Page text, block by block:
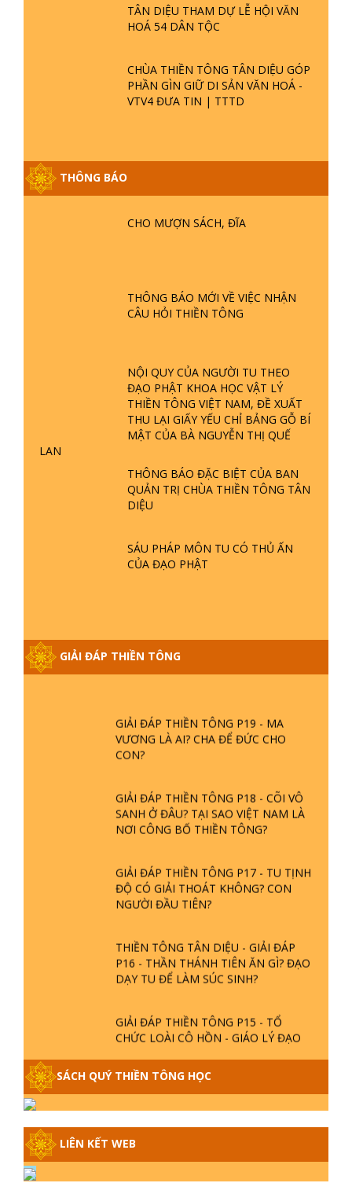
TÂN DIỆU THAM DỰ LỄ HỘI VĂN
HOÁ 54 DÂN TỘC
CHÙA THIỀN TÔNG TÂN DIỆU GÓP
PHẦN GÌN GIỮ DI SẢN VĂN HOÁ -
VTV4 ĐƯA TIN | TTTD
THÔNG BÁO
CHO MƯỢN SÁCH, ĐĨA
THÔNG BÁO MỚI VỀ VIỆC NHẬN
CÂU HỎI THIỀN TÔNG
NỘI QUY CỦA NGƯỜI TU THEO
ĐẠO PHẬT KHOA HỌC VẬT LÝ
THIỀN TÔNG VIỆT NAM, ĐỀ XUẤT
THU LẠI GIẤY YẾU CHỈ BẢNG GỖ BÍ
MẬT CỦA BÀ NGUYỄN THỊ QUẾ
LAN
THÔNG BÁO ĐẶC BIỆT CỦA BAN
QUẢN TRỊ CHÙA THIỀN TÔNG TÂN
DIỆU
SÁU PHÁP MÔN TU CÓ THỦ ẤN
CỦA ĐẠO PHẬT
GIẢI ĐÁP THIỀN TÔNG
GIẢI ĐÁP ĐẶC BIỆT P25 - SUỐT 49
NĂM PHẬT KHÔNG NÓI? HỘI LONG
HOA LÀ HỘI GÌ? TỬ VÌ ĐẠO
ĐƯỢC HÌNH THÀNH NHƯ THẾ NÀO?
PHẬT GIỚI CÓ THỜI GIAN KHÔNG? |
TTTD
ĐÀNG Ở ĐÂU? ĐỊA NGỤC Ở ĐÂU?
ĐỨC CHÚA TRỜI LÀ AI? QUỶ SA
TĂNG? | TTTD
GIẢI ĐÁP THIỀN TÔNG ĐẶC BIỆT P22
- TẠI SAO TRÁI ĐẤT NHIỀU THIÊN TAI
GIẢI ĐÁP THIỀN TÔNG ĐẶC BIỆT P21
- TẠI SAO ĐỨC PHẬT BƯỚC ĐI 7
GIẢI ĐÁP VỀ LỄ TIỄN THIỀN TÔNG SƯ
GIẢI ĐÁP THIỀN TÔNG ĐẶC BIỆT
PHẦN 20 - BÁC NGUYỄN NHÂN LÀ AI?
PHIỀN NÃO DO ĐÂU MÀ CÓ?
GIẢI ĐÁP THIỀN TÔNG P19 - MA
VƯƠNG LÀ AI? CHA ĐỂ ĐỨC CHO
CON?
GIẢI ĐÁP THIỀN TÔNG P18 - CÕI VÔ
SANH Ở ĐÂU? TẠI SAO VIỆT NAM LÀ
NƠI CÔNG BỐ THIỀN TÔNG?
GIẢI ĐÁP THIỀN TÔNG P17 - TU TỊNH
ĐỘ CÓ GIẢI THOÁT KHÔNG? CON
NGƯỜI ĐẦU TIÊN?
THIỀN TÔNG TÂN DIỆU - GIẢI ĐÁP
P16 - THẦN THÁNH TIÊN ĂN GÌ? ĐẠO
DẠY TU ĐỂ LÀM SÚC SINH?
GIẢI ĐÁP THIỀN TÔNG P15 - TỔ
CHỨC LOÀI CÔ HỒN - GIÁO LÝ ĐẠO
GIẢI ĐÁP THIỀN TÔNG ĐẶC BIỆT -
P14 - NGUỒN GỐC ÂM LỊCH DƯƠNG
LỊCH - TẦNG BÌNH LƯU LỚN ĐẾN
ĐÂU
SÁCH QUÝ THIỀN TÔNG HỌC
LIÊN KẾT WEB